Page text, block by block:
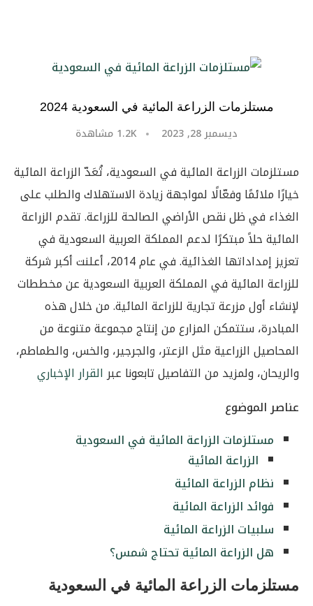
مستلزمات الزراعة المائية في السعودية 2024
ديسمبر 28, 2023 1.2K مشاهدة
مستلزمات الزراعة المائية في السعودية، تُعَدّ الزراعة المائية
خيارًا ملائمًا وفعّالًا لمواجهة زيادة الاستهلاك والطلب على
الغذاء في ظل نقص الأراضي الصالحة للزراعة. تقدم الزراعة
المائية حلاً مبتكرًا لدعم المملكة العربية السعودية في
تعزيز إمداداتها الغذائية. في عام 2014، أعلنت أكبر شركة
للزراعة المائية في المملكة العربية السعودية عن مخططات
لإنشاء أول مزرعة تجارية للزراعة المائية. من خلال هذه
المبادرة، ستتمكن المزارع من إنتاج مجموعة متنوعة من
المحاصيل الزراعية مثل الزعتر، والجرجير، والخس، والطماطم،
والريحان، ولمزيد من التفاصيل تابعونا عبرالقرار الإخباري
عناصر الموضوع
مستلزمات الزراعة المائية في السعودية
الزراعة المائية
نظام الزراعة المائية
فوائد الزراعة المائية
سلبيات الزراعة المائية
هل الزراعة المائية تحتاج شمس؟
مستلزمات الزراعة المائية في السعودية